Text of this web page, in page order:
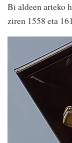
Bi aldeen arteko
ziren 1558 eta